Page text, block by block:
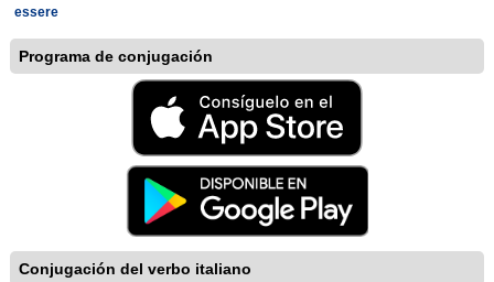
essere
Programa de conjugación
Conjugación del verbo italiano